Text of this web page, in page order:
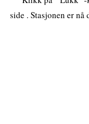
side . Stasjonen er